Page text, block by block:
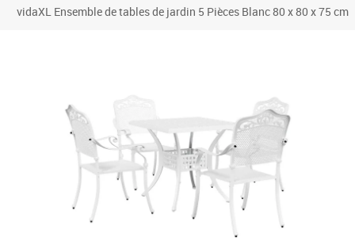
vidaXL Ensemble de tables de jardin 5 Pièces Blanc 80 x 80 x 75 cm